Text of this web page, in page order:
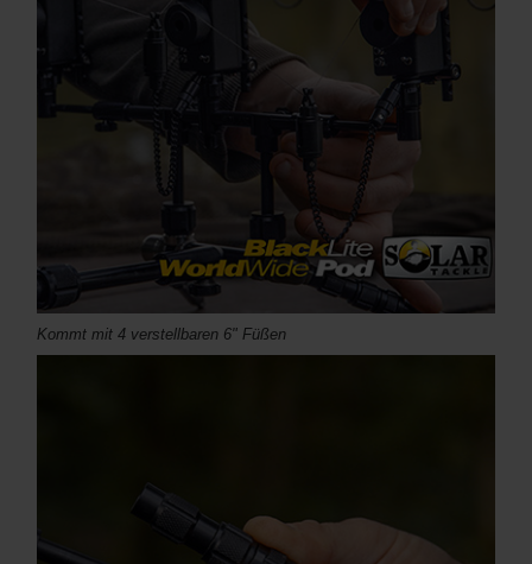
Kommt mit 4 verstellbaren 6" Füßen